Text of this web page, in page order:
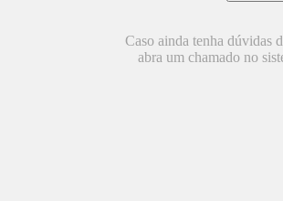
Caso ainda tenha dúvidas
abra um chamado no